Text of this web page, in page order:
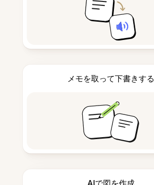
メモを取って下書きする